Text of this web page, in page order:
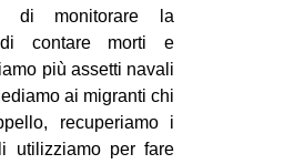
di monitorare la
di contare morti e
più assetti navali
ai migranti chi
recuperiamo i
utilizziamo per fare